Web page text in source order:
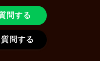
問する
問する